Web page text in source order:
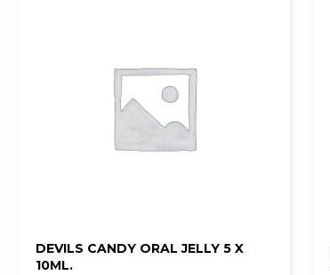
DEVILS CANDY ORAL JELLY 5 X
10ML.